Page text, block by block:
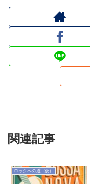
関連記事
ロックへの道（仮）